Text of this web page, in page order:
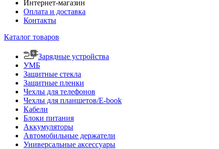
Интернет-магазин
Оплата и доставка
Контакты
Каталог товаров
Зарядные устройства
УМБ
Защитные стекла
Защитные пленки
Чехлы для телефонов
Чехлы для планшетов/E-book
Кабели
Блоки питания
Аккумуляторы
Автомобильные держатели
Универсальные аксессуары